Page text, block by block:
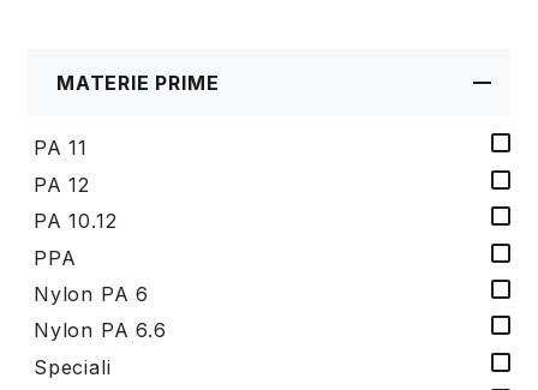
MATERIE PRIME
PA 11
PA 12
PA 10.12
PPA
Nylon PA 6
Nylon PA 6.6
Speciali